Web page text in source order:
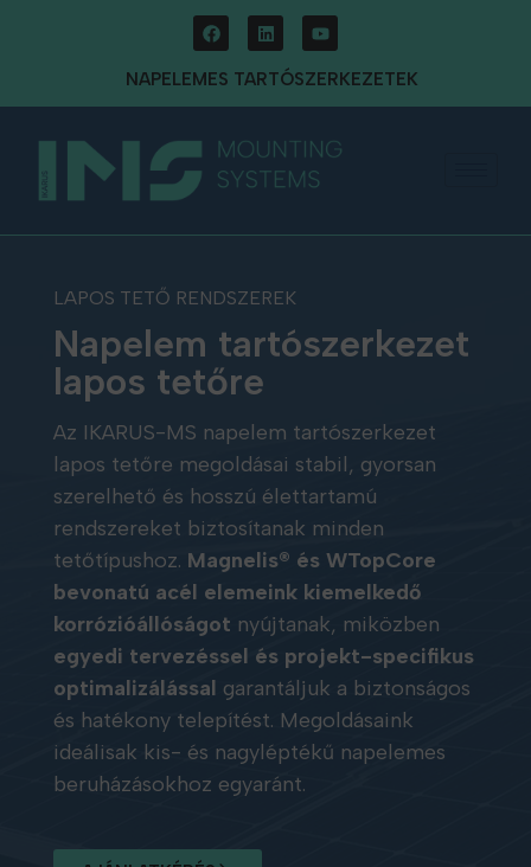
NAPELEMES TARTÓSZERKEZETEK
LAPOS TETŐ RENDSZEREK
Napelem tartószerkezet
lapos tetőre
Az IKARUS-MS napelem tartószerkezet
lapos tetőre megoldásai stabil, gyorsan
szerelhető és hosszú élettartamú
rendszereket biztosítanak minden
tetőtípushoz. Magnelis® és WTopCore
bevonatú acél elemeink kiemelkedő
korrózióállóságot nyújtanak, miközben
egyedi tervezéssel és projekt-specifikus
optimalizálással garantáljuk a biztonságos
és hatékony telepítést. Megoldásaink
ideálisak kis- és nagyléptékű napelemes
beruházásokhoz egyaránt.